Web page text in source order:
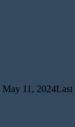
May 11, 2024Last